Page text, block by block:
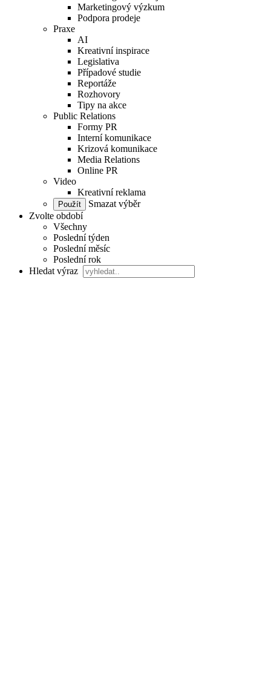
Marketingový výzkum
Podpora prodeje
Praxe
AI
Kreativní inspirace
Legislativa
Případové studie
Reportáže
Rozhovory
Tipy na akce
Public Relations
Formy PR
Interní komunikace
Krizová komunikace
Media Relations
Online PR
Video
Kreativní reklama
Smazat výběr
Zvolte období
Všechny
Poslední týden
Poslední měsíc
Poslední rok
Hledat výraz